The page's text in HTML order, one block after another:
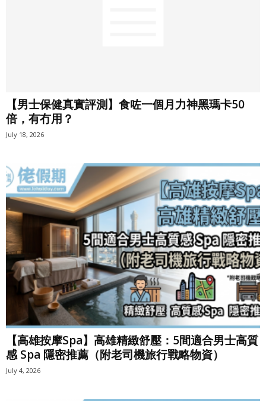
【男士保健真實評測】食咗一個月力神黑瑪卡50
倍，有冇用？
July 18, 2026
【高雄按摩Spa】高雄精緻舒壓：5間適合男士高質
感 Spa 隱密推薦（附老司機旅行戰略物資）
July 4, 2026